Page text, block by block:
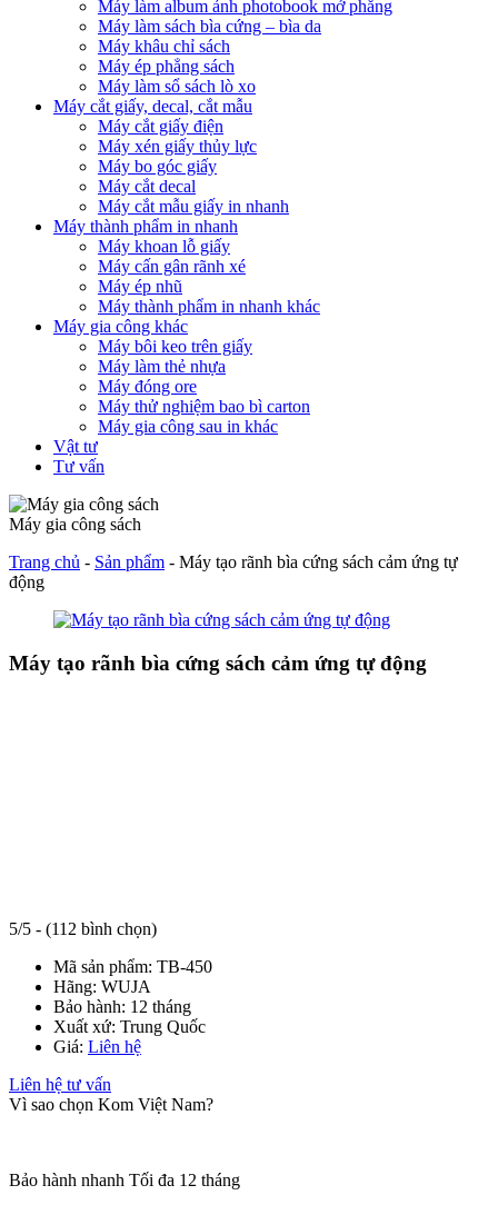
Máy làm album ảnh photobook mở phẳng
Máy làm sách bìa cứng – bìa da
Máy khâu chỉ sách
Máy ép phẳng sách
Máy làm sổ sách lò xo
Máy cắt giấy, decal, cắt mẫu
Máy cắt giấy điện
Máy xén giấy thủy lực
Máy bo góc giấy
Máy cắt decal
Máy cắt mẫu giấy in nhanh
Máy thành phẩm in nhanh
Máy khoan lỗ giấy
Máy cấn gân rãnh xé
Máy ép nhũ
Máy thành phẩm in nhanh khác
Máy gia công khác
Máy bôi keo trên giấy
Máy làm thẻ nhựa
Máy đóng ore
Máy thử nghiệm bao bì carton
Máy gia công sau in khác
Vật tư
Tư vấn
Máy gia công sách
Trang chủ - Sản phẩm - Máy tạo rãnh bìa cứng sách cảm ứng tự
động
Máy tạo rãnh bìa cứng sách cảm ứng tự động
5/5 - (112 bình chọn)
Mã sản phẩm: TB-450
Hãng: WUJA
Bảo hành: 12 tháng
Xuất xứ: Trung Quốc
Giá: Liên hệ
Liên hệ tư vấn
Vì sao chọn Kom Việt Nam?
Bảo hành nhanh Tối đa 12 tháng